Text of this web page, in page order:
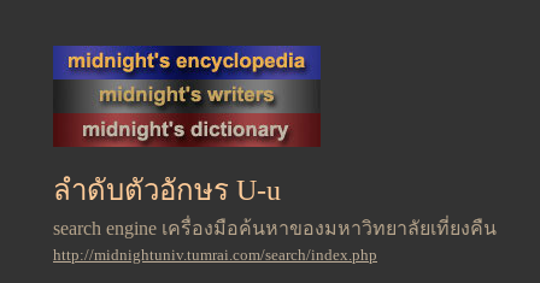
ลำดับตัวอักษร U-u
search engine เครื่องมือค้นหาของมหาวิทยาลัยเที่ยงคืน
http://midnightuniv.tumrai.com/search/index.php